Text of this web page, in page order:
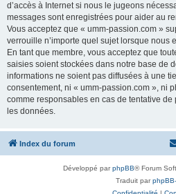
d’accès à Internet si nous le jugeons
messages sont enregistrées pour aider au
Vous acceptez que « umm-passion.com »
verrouille n’importe quel sujet lorsque nous
En tant que membre, vous acceptez que
saisies soient stockées dans notre base de
informations ne soient pas diffusées à une
consentement, ni « umm-passion.com », ni
comme responsables en cas de tentative
les données.
Index du forum
Développé parphpBB® Forum
Traduit par